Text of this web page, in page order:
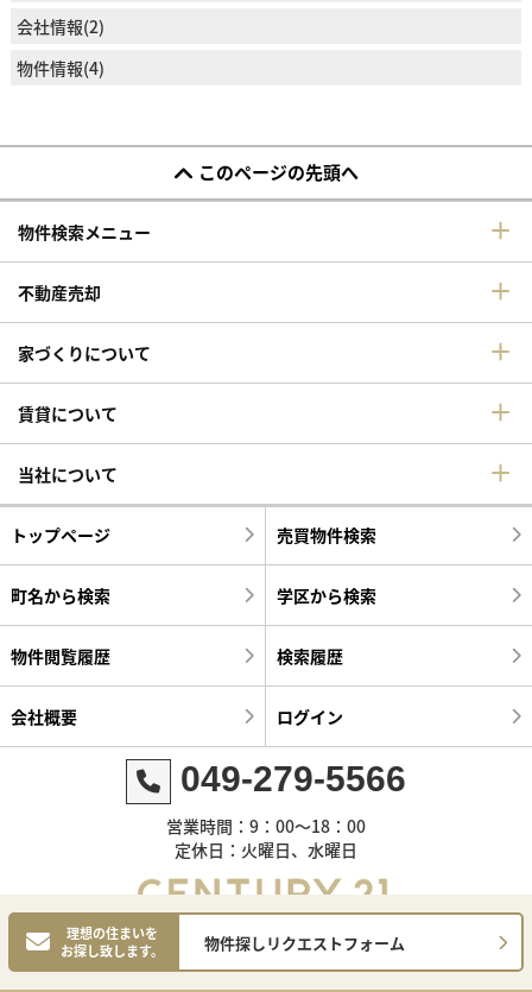
理想の住まいを
お探し致します。
物件探しリクエストフォーム
会社情報(2)
物件情報(4)
このページの先頭へ
物件検索メニュー
不動産売却
家づくりについて
賃貸について
当社について
トップページ 売買物件検索
町名から検索 学区から検索
物件閲覧履歴 検索履歴
会社概要 ログイン
049-279-5566
営業時間：9：00～18：00
定休日：火曜日、水曜日
©センチュリー21明和ハウス